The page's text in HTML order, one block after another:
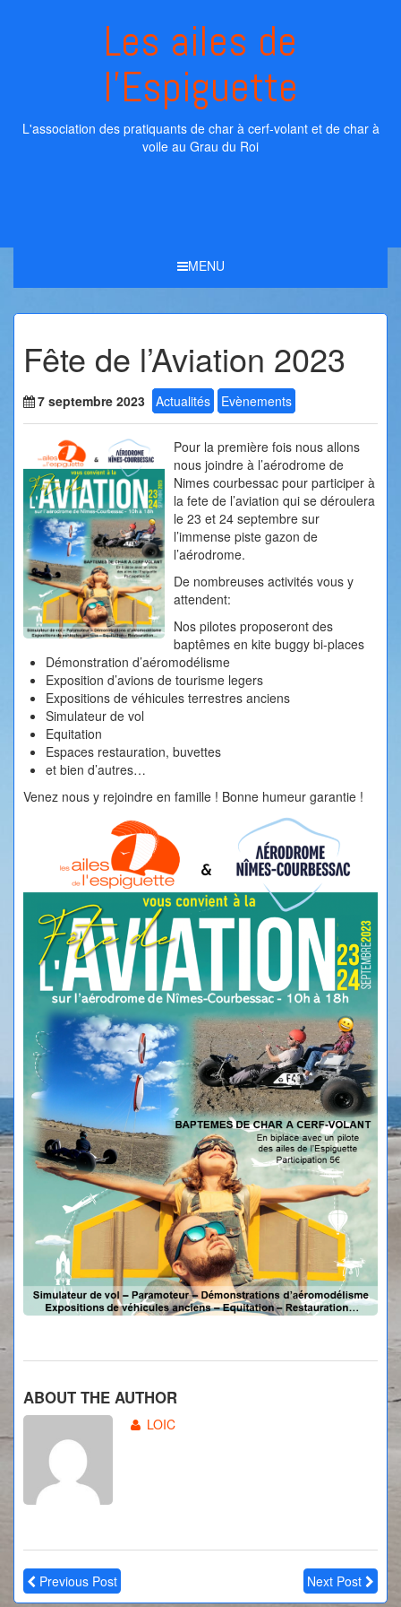
Les ailes de
l'Espiguette
L'association des pratiquants de char à cerf-volant et de char à
voile au Grau du Roi
MENU
Fête de l’Aviation 2023
7 septembre 2023 Actualités Evènements
Pour la première fois nous allons
nous joindre à l’aérodrome de
Nimes courbessac pour participer à
la fete de l’aviation qui se déroulera
le 23 et 24 septembre sur
l’immense piste gazon de
l’aérodrome.
De nombreuses activités vous y
attendent:
Nos pilotes proposeront des
baptêmes en kite buggy bi-places
Démonstration d’aéromodélisme
Exposition d’avions de tourisme legers
Expositions de véhicules terrestres anciens
Simulateur de vol
Equitation
Espaces restauration, buvettes
et bien d’autres…
Venez nous y rejoindre en famille ! Bonne humeur garantie !
ABOUT THE AUTHOR
LOIC
Previous Post Next Post